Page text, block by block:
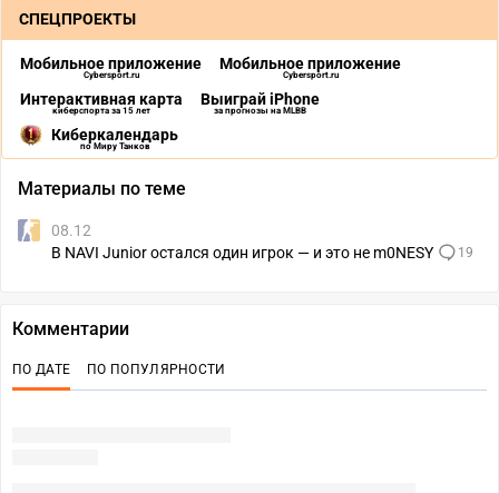
СПЕЦПРОЕКТЫ
Мобильное приложение
Cybersport.ru
Мобильное приложение
Cybersport.ru
Интерактивная карта
киберспорта за 15 лет
Выиграй iPhone
за прогнозы на MLBB
Киберкалендарь
по Миру Танков
Материалы по теме
08.12
В NAVI Junior остался один игрок — и это не m0NESY
19
Комментарии
ПО ДАТЕ ПО ПОПУЛЯРНОСТИ